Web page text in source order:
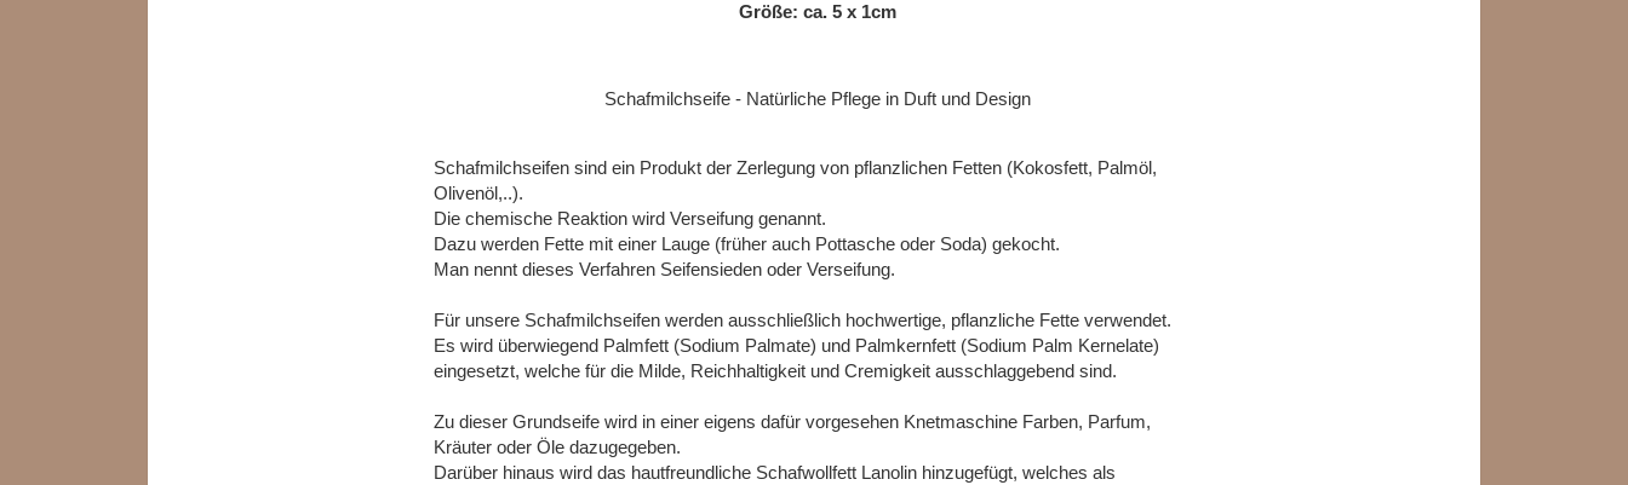
Größe: ca. 5 x 1cm
Schafmilchseife - Natürliche Pflege in Duft und Design
Schafmilchseifen sind ein Produkt der Zerlegung von pflanzlichen Fetten (Kokosfett, Palmöl,
Olivenöl,..).
Die chemische Reaktion wird Verseifung genannt.
Dazu werden Fette mit einer Lauge (früher auch Pottasche oder Soda) gekocht.
Man nennt dieses Verfahren Seifensieden oder Verseifung.
Für unsere Schafmilchseifen werden ausschließlich hochwertige, pflanzliche Fette verwendet.
Es wird überwiegend Palmfett (Sodium Palmate) und Palmkernfett (Sodium Palm Kernelate)
eingesetzt, welche für die Milde, Reichhaltigkeit und Cremigkeit ausschlaggebend sind.
Zu dieser Grundseife wird in einer eigens dafür vorgesehen Knetmaschine Farben, Parfum,
Kräuter oder Öle dazugegeben.
Darüber hinaus wird das hautfreundliche Schafwollfett Lanolin hinzugefügt, welches als